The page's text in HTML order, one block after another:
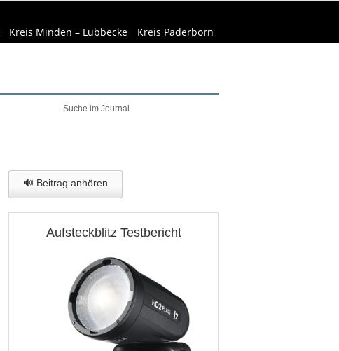
Kreis Minden – Lübbecke Kreis Paderborn
🔊 Beitrag anhören
Aufsteckblitz Testbericht